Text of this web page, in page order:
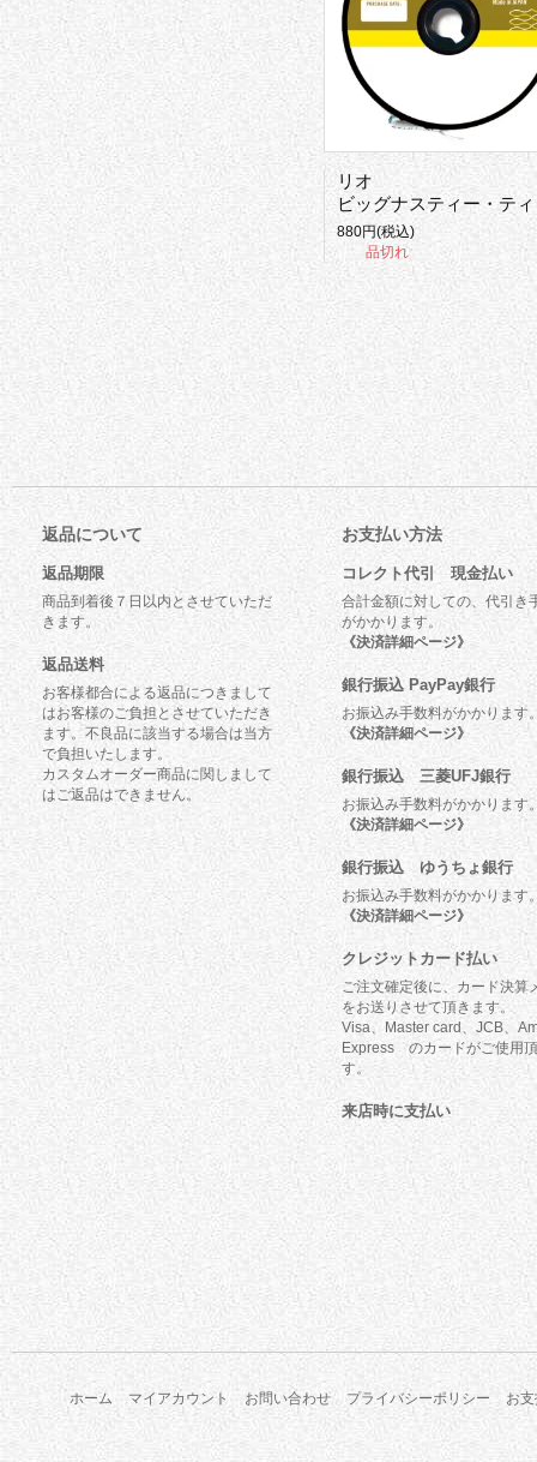
リオ
ビッグナスティー・ティペット
880円(税込)
品切れ
返品について
返品期限
商品到着後７日以内とさせていただ
きます。
返品送料
お客様都合による返品につきまして
はお客様のご負担とさせていただき
ます。不良品に該当する場合は当方
で負担いたします。
カスタムオーダー商品に関しまして
はご返品はできません。
お支払い方法
コレクト代引 現金払い
合計金額に対しての、代引き
がかかります。
《決済詳細ページ》
銀行振込 PayPay銀行
お振込み手数料がかかります
《決済詳細ページ》
銀行振込 三菱UFJ銀行
お振込み手数料がかかります
《決済詳細ページ》
銀行振込 ゆうちょ銀行
お振込み手数料がかかります
《決済詳細ページ》
クレジットカード払い
ご注文確定後に、カード決算
をお送りさせて頂きます。
Visa、Master card、JCB、
Express のカードがご使用
す。
来店時に支払い
ホーム マイアカウント お問い合わせ プライバシーポリシー お